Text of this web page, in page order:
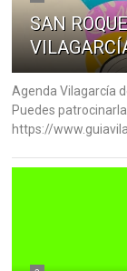
SAN
Agenda Vilagarcía
Puedes
https://